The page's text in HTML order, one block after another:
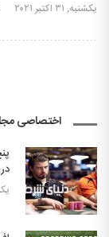
یکشنبه, ۳۱ اکتبر ۲۰۲۱
اختصاصی